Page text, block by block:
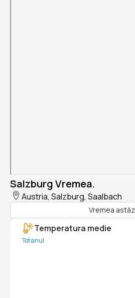
Salzburg Vremea.
Austria, Salzburg, Saalbach
Vremea
Temperatura medie
Tot anul